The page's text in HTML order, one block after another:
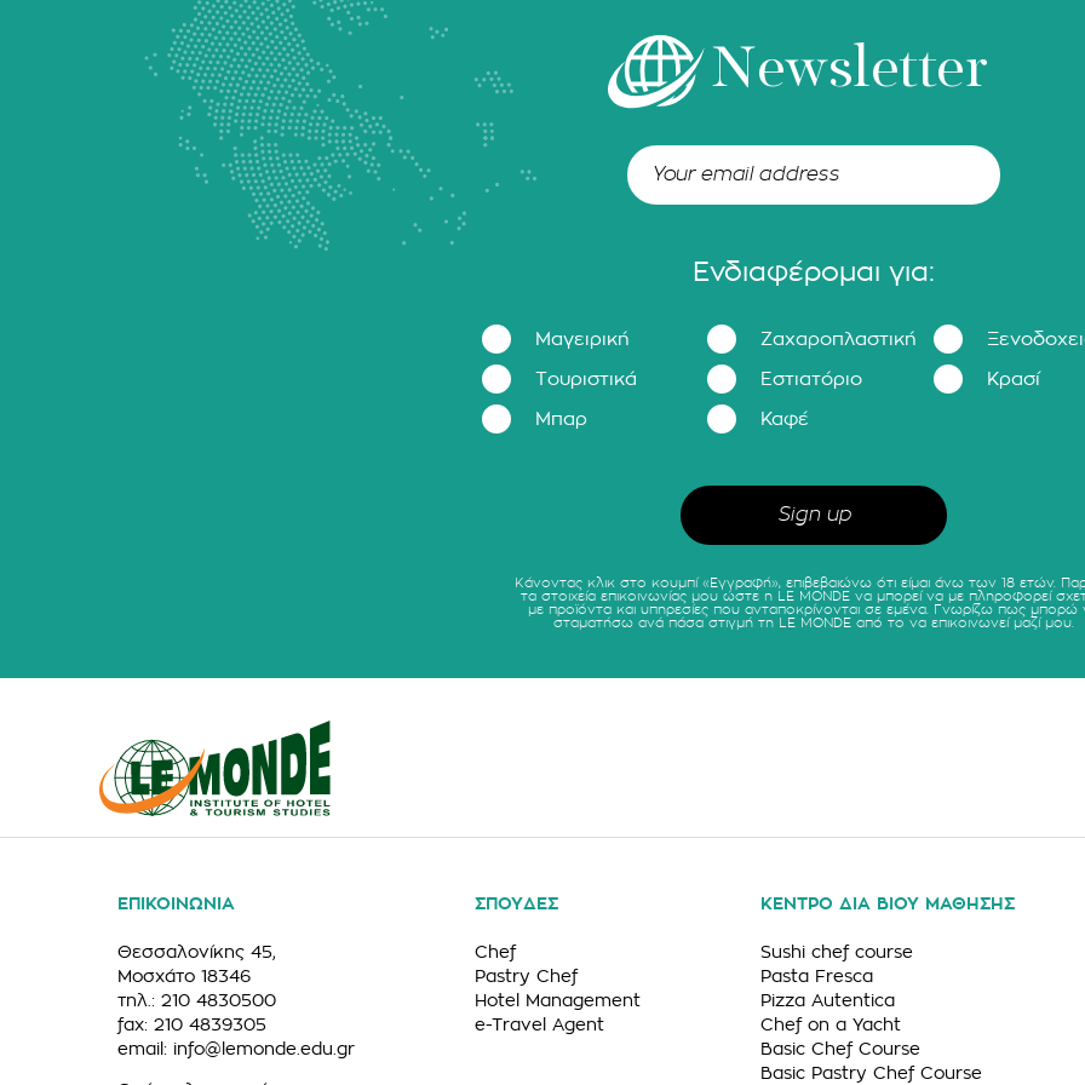
Newsletter
Ενδιαφέρομαι για:
Μαγειρική Ζαχαροπλαστική
Τουριστικά Εστιατόριο Κρασί
Μπαρ Καφέ
Κάνοντας κλικ στο κουμπί «Εγγραφή», επιβεβαιώνω ότι είμαι άνω των 18 ετών.
τα στοιχεία επικοινωνίας μου ώστε η LE MONDE να μπορεί να με πληροφορεί
με προϊόντα και υπηρεσίες που ανταποκρίνονται σε εμένα. Γνωρίζω πως μπορώ
σταματήσω ανά πάσα στιγμή τη LE MONDE από το να επικοινωνεί μαζί μου.
ΕΠΙΚΟΙΝΩΝΙΑ
Θεσσαλονίκης 45,
Μοσχάτο 18346
τηλ.: 210 4830500
fax: 210 4839305
email: info@lemonde.edu.gr
ΣΠΟΥΔΕΣ
Chef
Pastry Chef
Hotel Management
e-Travel Agent
ΚΕΝΤΡΟ ΔΙΑ ΒΙΟΥ ΜΑΘΗΣΗΣ
Sushi chef course
Pasta Fresca
Pizza Autentica
Chef on a Yacht
Basic Chef Course
Basic Pastry Chef Course